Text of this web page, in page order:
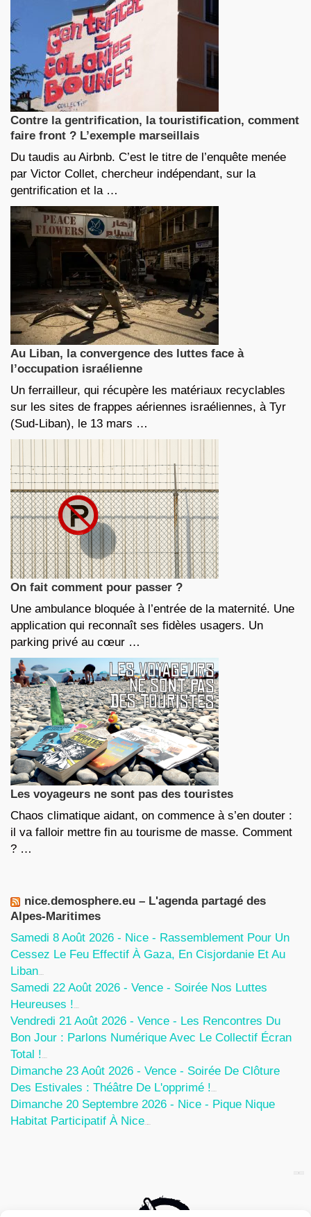
Contre la gentrification, la touristification, comment
faire front ? L’exemple marseillais
Du taudis au Airbnb. C’est le titre de l’enquête menée
par Victor Collet, chercheur indépendant, sur la
gentrification et la …
Au Liban, la convergence des luttes face à
l’occupation israélienne
Un ferrailleur, qui récupère les matériaux recyclables
sur les sites de frappes aériennes israéliennes, à Tyr
(Sud-Liban), le 13 mars …
On fait comment pour passer ?
Une ambulance bloquée à l’entrée de la maternité. Une
application qui reconnaît ses fidèles usagers. Un
parking privé au cœur …
Les voyageurs ne sont pas des touristes
Chaos climatique aidant, on commence à s’en douter :
il va falloir mettre fin au tourisme de masse. Comment
? …
nice.demosphere.eu – L'agenda partagé des
Alpes-Maritimes
Samedi 8 Août 2026 - Nice - Rassemblement Pour Un
Cessez Le Feu Effectif À Gaza, En Cisjordanie Et Au
Liban
Samedi 22 Août 2026 - Vence - Soirée Nos Luttes
Heureuses !
Vendredi 21 Août 2026 - Vence - Les Rencontres Du
Bon Jour : Parlons Numérique Avec Le Collectif Écran
Total !
Dimanche 23 Août 2026 - Vence - Soirée De Clôture
Des Estivales : Théâtre De L'opprimé !
Dimanche 20 Septembre 2026 - Nice - Pique Nique
Habitat Participatif À Nice